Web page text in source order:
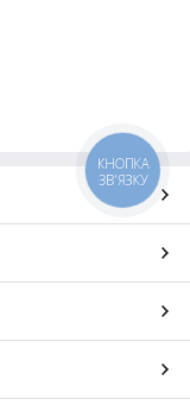
КНОПКА
ЗВ'ЯЗКУ